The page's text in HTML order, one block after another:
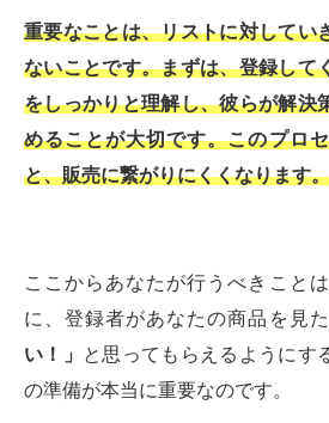
重要なことは、リストに対してい
ないことです。まずは、登録して
をしっかりと理解し、彼らが解決
めることが大切です。このプロ
と、販売に繋がりにくくなります。
ここからあなたが行うべきこと
に、登録者があなたの商品を見
い！」
と思ってもらえるようにす
の準備が本当に重要なのです。